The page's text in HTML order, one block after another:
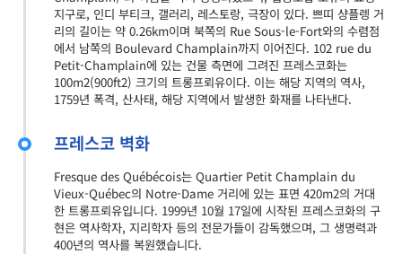
지구로, 인디 부티크, 갤러리, 레스토랑, 극장이 있다. 쁘띠 샹플렝 거
리의 길이는 약 0.26km이며 북쪽의 Rue Sous-le-Fort와의 수렴점
에서 남쪽의 Boulevard Champlain까지 이어진다. 102 rue du
Petit-Champlain에 있는 건물 측면에 그려진 프레스코화는
100m2(900ft2) 크기의 트롱프뢰유이다. 이는 해당 지역의 역사,
1759년 폭격, 산사태, 해당 지역에서 발생한 화재를 나타낸다.
프레스코 벽화
Fresque des Québécois는 Quartier Petit Champlain du
Vieux-Québec의 Notre-Dame 거리에 있는 표면 420m2의 거대
한 트롱프뢰유입니다. 1999년 10월 17일에 시작된 프레스코화의 구
현은 역사학자, 지리학자 등의 전문가들이 감독했으며, 그 생명력과
400년의 역사를 복원했습니다.